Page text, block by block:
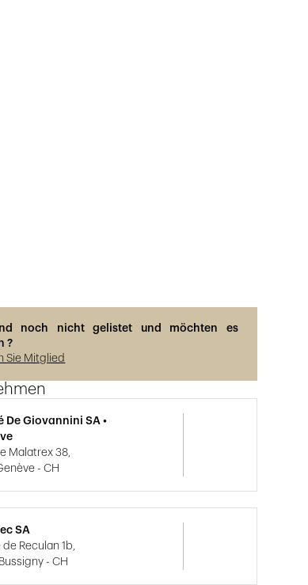
noch nicht gelistet und möchten es
?
Sie Mitglied
De Giovannini SA •
Malatrex 38,
- CH
SA
de Reculan 1b,
- CH